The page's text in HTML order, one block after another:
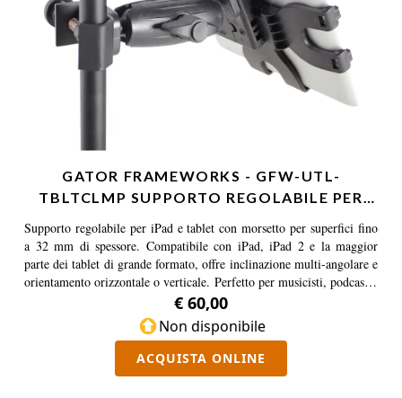
GATOR FRAMEWORKS - GFW-UTL-
TBLTCLMP SUPPORTO REGOLABILE PER
Supporto regolabile per iPad e tablet con morsetto per superfici fino
a 32 mm di spessore. Compatibile con iPad, iPad 2 e la maggior
parte dei tablet di grande formato, offre inclinazione multi-angolare e
orientamento orizzontale o verticale. Perfetto per musicisti, podcaster
€ 60,00
Non disponibile
ACQUISTA ONLINE